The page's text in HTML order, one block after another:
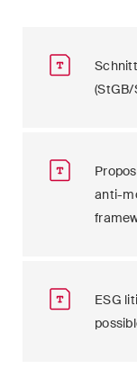
(StGB/
anti-
ESG